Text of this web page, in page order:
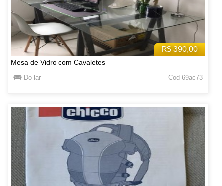
R$ 390,00
Mesa de Vidro com Cavaletes
Do lar Cod 69ac73